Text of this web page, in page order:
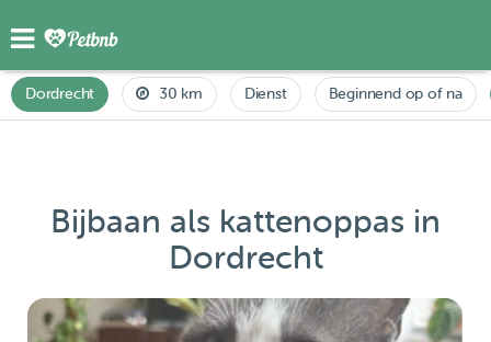
Dordrecht 30 km Dienst Beginnend op of na
Bijbaan als kattenoppas in
Dordrecht